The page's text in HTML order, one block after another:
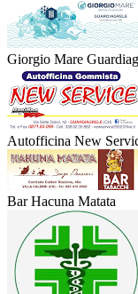
Giorgio Mare
Autofficina New
Bar Hacuna Matata